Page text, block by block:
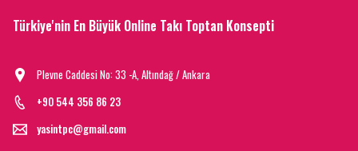
Türkiye'nin En Büyük Online Takı Toptan Konsepti
Plevne Caddesi No: 33 -A, Altındağ / Ankara
+90 544 356 86 23
yasintpc@gmail.com